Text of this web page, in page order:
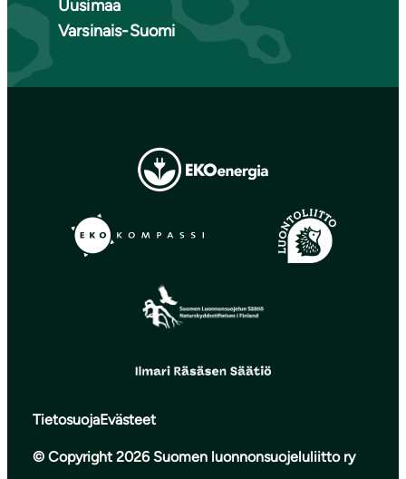
Uusimaa
Varsinais-Suomi
TietosuojaEvästeet
© Copyright 2026 Suomen luonnonsuojeluliitto ry